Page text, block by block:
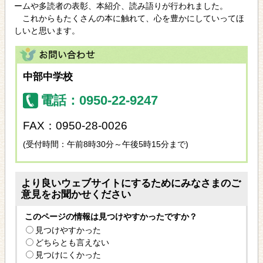
ームや多読者の表彰、本紹介、読み語りが行われました。
これからもたくさんの本に触れて、心を豊かにしていってほ
しいと思います。
中部中学校
電話：0950-22-9247
FAX：0950-28-0026
(受付時間：午前8時30分～午後5時15分まで)
より良いウェブサイトにするためにみなさまのご
意見をお聞かせください
このページの情報は見つけやすかったですか？
見つけやすかった
どちらとも言えない
見つけにくかった